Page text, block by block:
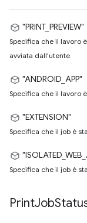
"PRINT_PREVIEW"
Specifica che il lavoro
avviata dall'utente.
"ANDROID_APP"
Specifica che il lavoro
"EXTENSION"
Specifica che il job è
Specifica che il job è
PrintJob